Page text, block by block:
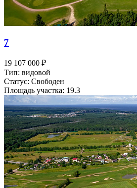
7
19 107 000 ₽
Тип: видовой
Статус: Свободен
Площадь участка: 19.3